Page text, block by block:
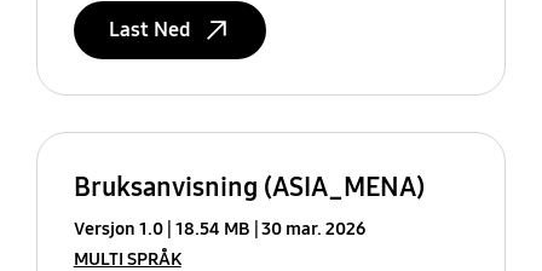
Last Ned
Bruksanvisning (ASIA_MENA)
Versjon 1.0 18.54 MB 30 mar. 2026
MULTI SPRÅK